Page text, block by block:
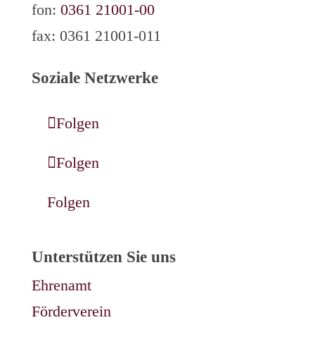
fon: 0361 21001-00
fax: 0361 21001-011
Soziale Netzwerke
Folgen
Folgen
Folgen
Unterstützen Sie uns
Ehrenamt
Förderverein